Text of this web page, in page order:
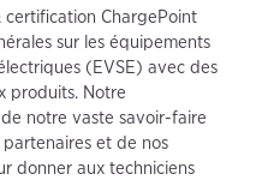
ChargePoint
sur les équipements
(EVSE) avec des
produits. Notre
notre vaste savoir-faire
et de nos
donner aux techniciens